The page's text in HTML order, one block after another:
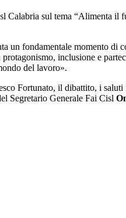
Calabria sul tema “Alimenta il
un fondamentale momento
inclusione e
del lavoro».
Fortunato, il dibattito, i
Segretario Generale Fai Cisl